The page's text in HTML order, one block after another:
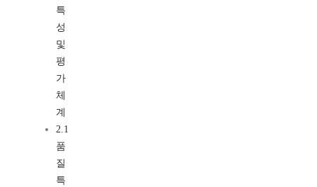
특
성
및
평
가
체
계
2.1
품
질
특